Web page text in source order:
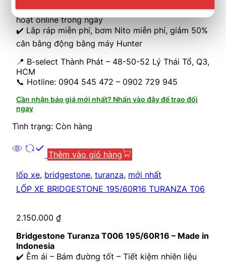
hoạt online trong ngày
✔️ Lắp ráp miễn phí, bơm Nito miễn phí, giảm 50%
cân bằng động bằng máy Hunter
📍 B-select Thành Phát – 48-50-52 Lý Thái Tổ, Q3,
HCM
📞 Hotline: 0904 545 472 – 0902 729 945
Cần nhận báo giá mới nhất? Nhấn vào đây để trao đổi
ngay
Tình trạng: Còn hàng
Thêm vào giỏ hàng
lốp xe, bridgestone, turanza, mới nhất
LỐP XE BRIDGESTONE 195/60R16 TURANZA T06
2.150.000 ₫
Bridgestone Turanza T006 195/60R16 – Made in
Indonesia
✔️ Êm ái – Bám đường tốt – Tiết kiệm nhiên liệu